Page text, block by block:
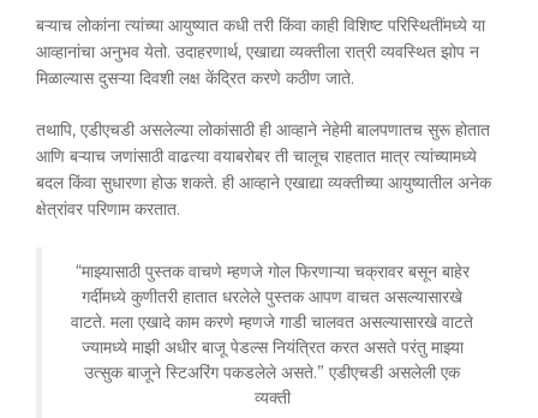
बऱ्याच लोकांना त्यांच्या आयुष्यात कधी तरी किंवा काही विशिष्ट परिस्थितींमध्ये या
आव्हानांचा अनुभव येतो. उदाहरणार्थ, एखाद्या व्यक्तीला रात्री व्यवस्थित झोप न
मिळाल्यास दुसऱ्या दिवशी लक्ष केंद्रित करणे कठीण जाते.
तथापि, एडीएचडी असलेल्या लोकांसाठी ही आव्हाने नेहेमी बालपणातच सुरू होतात
आणि बऱ्याच जणांसाठी वाढत्या वयाबरोबर ती चालूच राहतात मात्र त्यांच्यामध्ये
बदल किंवा सुधारणा होऊ शकते. ही आव्हाने एखाद्या व्यक्तीच्या आयुष्यातील अनेक
क्षेत्रांवर परिणाम करतात.
“माझ्यासाठी पुस्तक वाचणे म्हणजे गोल फिरणाऱ्या चक्रावर बसून बाहेर
गर्दीमध्ये कुणीतरी हातात धरलेले पुस्तक आपण वाचत असल्यासारखे
वाटते. मला एखादे काम करणे म्हणजे गाडी चालवत असल्यासारखे वाटते
ज्यामध्ये माझी अधीर बाजू पेडल्स नियंत्रित करत असते परंतु माझ्या
उत्सुक बाजूने स्टिअरिंग पकडलेले असते.” एडीएचडी असलेली एक
व्यक्ती